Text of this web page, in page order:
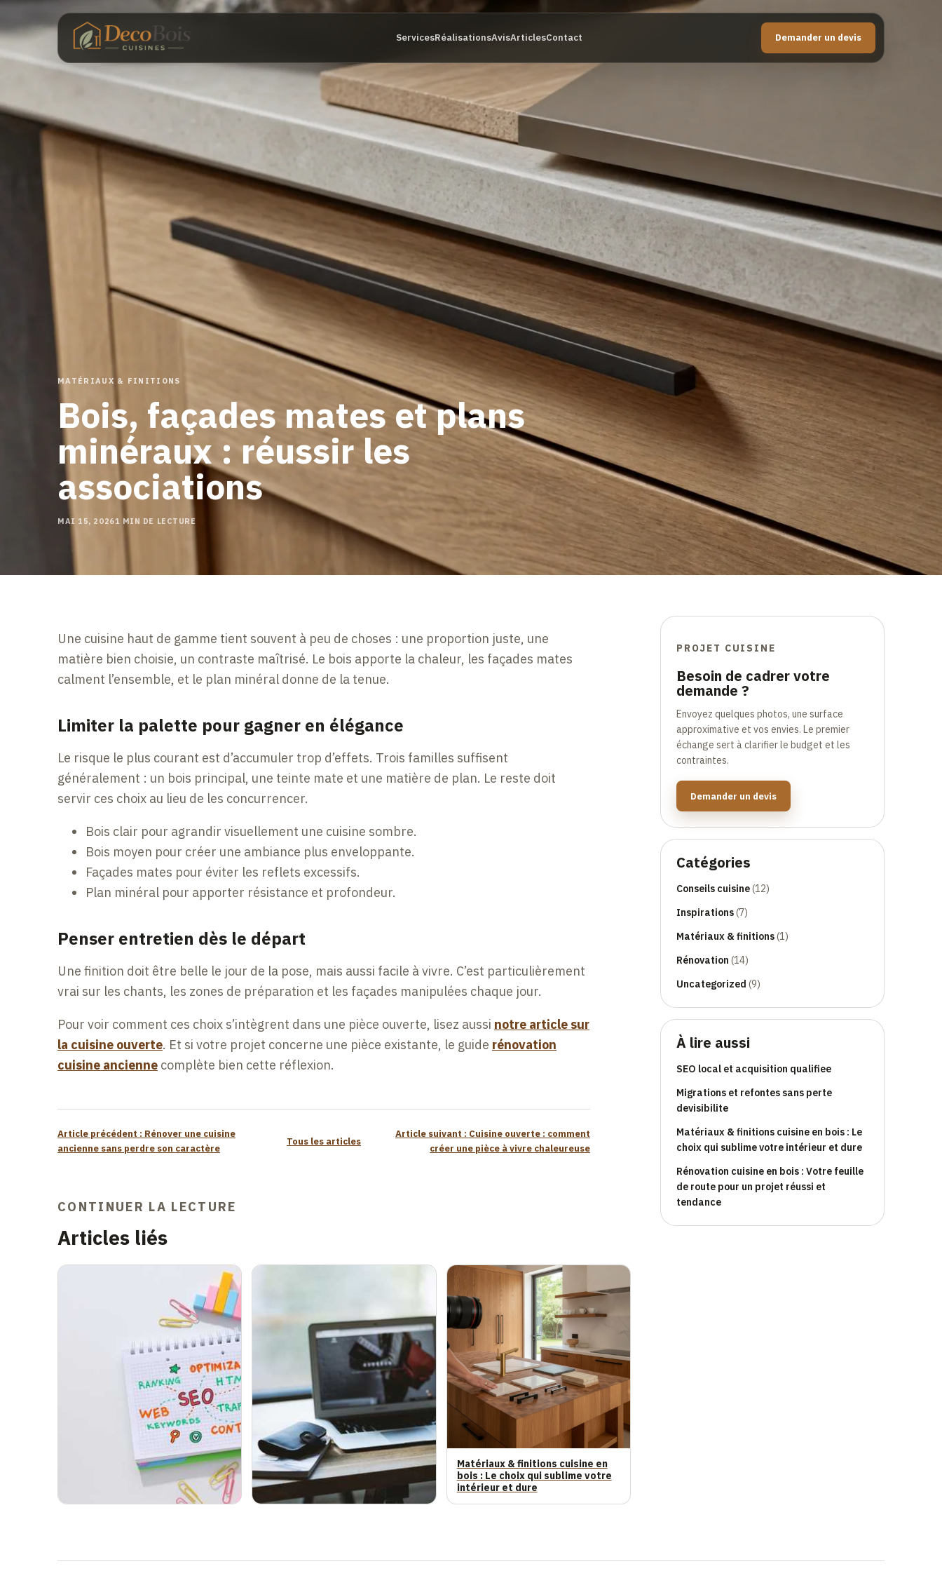
ServicesRéalisationsAvisArticlesContact Demander un devis
MATÉRIAUX & FINITIONS
Bois, façades mates et plans
minéraux : réussir les
associations
MAI 15, 20261 MIN DE LECTURE
Une cuisine haut de gamme tient souvent à peu de choses : une proportion juste, une
matière bien choisie, un contraste maîtrisé. Le bois apporte la chaleur, les façades mates
calment l’ensemble, et le plan minéral donne de la tenue.
Limiter la palette pour gagner en élégance
Le risque le plus courant est d’accumuler trop d’effets. Trois familles suffisent
généralement : un bois principal, une teinte mate et une matière de plan. Le reste doit
servir ces choix au lieu de les concurrencer.
Bois clair pour agrandir visuellement une cuisine sombre.
Bois moyen pour créer une ambiance plus enveloppante.
Façades mates pour éviter les reflets excessifs.
Plan minéral pour apporter résistance et profondeur.
Penser entretien dès le départ
Une finition doit être belle le jour de la pose, mais aussi facile à vivre. C’est particulièrement
vrai sur les chants, les zones de préparation et les façades manipulées chaque jour.
Pour voir comment ces choix s’intègrent dans une pièce ouverte, lisez aussi notre article sur
la cuisine ouverte. Et si votre projet concerne une pièce existante, le guide rénovation
cuisine ancienne complète bien cette réflexion.
Article précédent : Rénover une cuisine
ancienne sans perdre son caractère
Tous les articles
Article suivant : Cuisine ouverte : comment
créer une pièce à vivre chaleureuse
CONTINUER LA LECTURE
Articles liés
Matériaux & finitions cuisine en
bois : Le choix qui sublime votre
intérieur et dure
PROJET CUISINE
Besoin de cadrer votre
demande ?
Envoyez quelques photos, une surface
approximative et vos envies. Le premier
échange sert à clarifier le budget et les
contraintes.
Demander un devis
Catégories
Conseils cuisine(12)
Inspirations(7)
Matériaux & finitions(1)
Rénovation (14)
Uncategorized (9)
À lire aussi
SEO local et acquisition qualifiee
Migrations et refontes sans perte
devisibilite
Matériaux & finitions cuisine en bois : Le
choix qui sublime votre intérieur et dure
Rénovation cuisine en bois : Votre feuille
de route pour un projet réussi et
tendance